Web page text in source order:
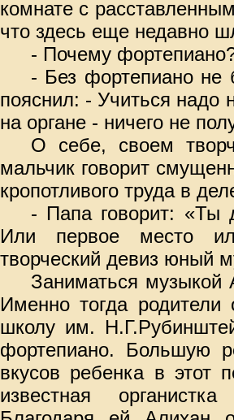
комнате с
что здесь еще недавно
- Почему
- Без фортепиано не
пояснил: - Учиться надо
на органе - ничего не
О себе, своем
мальчик говорит
кропотливого труда в
- Папа говорит: «Ты
Или первое место
творческий девиз юный
Заниматься музыкой
Именно тогда
школу им.
фортепиано. Большую
вкусов ребенка в этот
известная